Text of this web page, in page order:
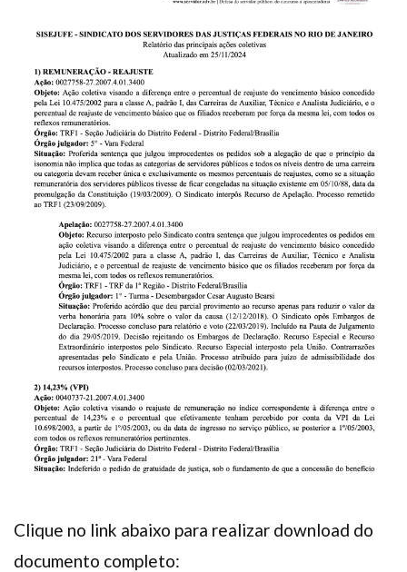
Clique no link abaixo para realizar download do
documento completo:
Assistência Funeral
Pós-graduação
FacebookInstagramTwitter YoutubeTikTok